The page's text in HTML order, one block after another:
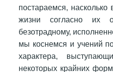
постараемся,
жизни согласно их
безотрадному,
мы коснемся и учений
характера,
некоторых крайних